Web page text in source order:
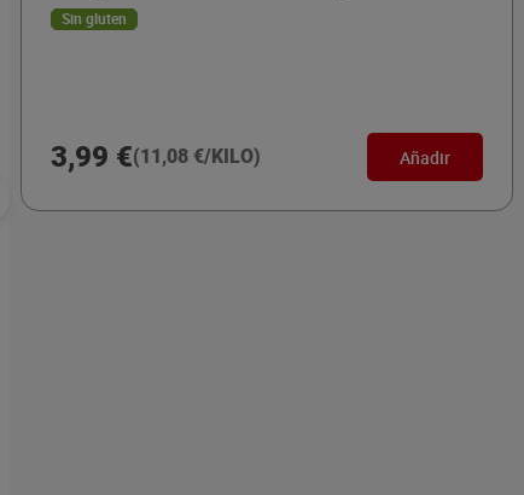
Sin gluten
3,99 €(11,08 €/KILO) Añadir